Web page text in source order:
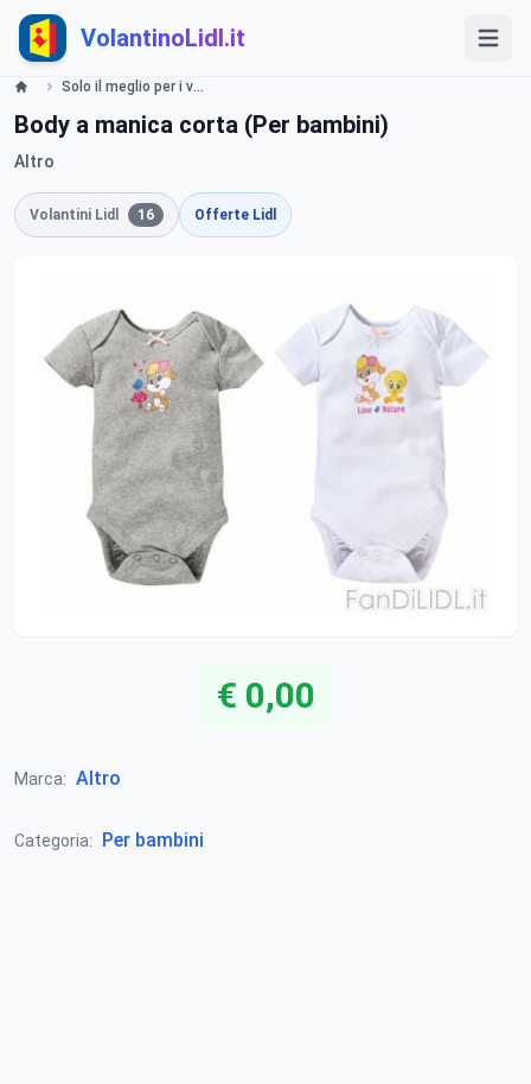
VolantinoLidl.it
Solo il meglio per i vostri bambini - LIDL Catalogue - Offerte valide dal 13 maggio 2019 Lidl
Body a manica corta (Per bambini)
Altro
Volantini Lidl 16 Offerte Lidl
€ 0,00
Marca: Altro
Categoria: Per bambini